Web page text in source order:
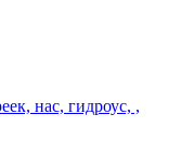
нас, гидроус, ,